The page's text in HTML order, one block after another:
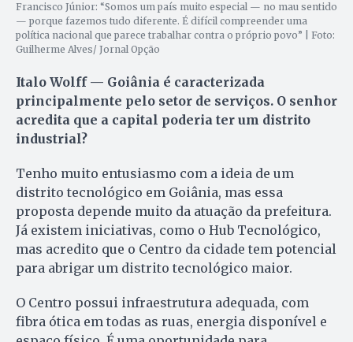
Francisco Júnior: “Somos um país muito especial — no mau sentido
— porque fazemos tudo diferente. É difícil compreender uma
política nacional que parece trabalhar contra o próprio povo” | Foto:
Guilherme Alves/ Jornal Opção
Italo Wolff — Goiânia é caracterizada
principalmente pelo setor de serviços. O senhor
acredita que a capital poderia ter um distrito
industrial?
Tenho muito entusiasmo com a ideia de um
distrito tecnológico em Goiânia, mas essa
proposta depende muito da atuação da prefeitura.
Já existem iniciativas, como o Hub Tecnológico,
mas acredito que o Centro da cidade tem potencial
para abrigar um distrito tecnológico maior.
O Centro possui infraestrutura adequada, com
fibra ótica em todas as ruas, energia disponível e